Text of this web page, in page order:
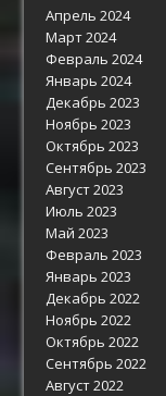
Апрель 2024
Март 2024
Февраль 2024
Январь 2024
Декабрь 2023
Ноябрь 2023
Октябрь 2023
Сентябрь 2023
Август 2023
Июль 2023
Май 2023
Февраль 2023
Январь 2023
Декабрь 2022
Ноябрь 2022
Октябрь 2022
Сентябрь 2022
Август 2022